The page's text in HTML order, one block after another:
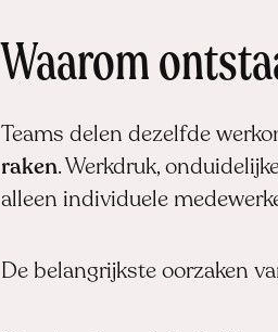
Waarom
Teams delen dezelfde
raken. Werkdruk,
alleen individuele
De belangrijkste oorzaken